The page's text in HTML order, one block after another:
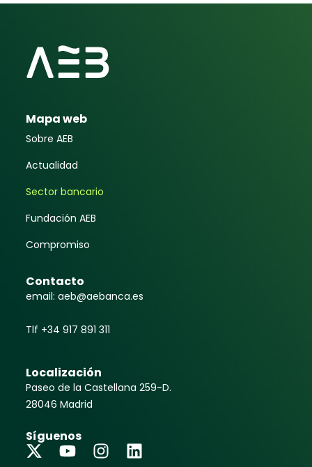
Mapa web
Sobre AEB
Actualidad
Sector bancario
Fundación AEB
Compromiso
Contacto
email: aeb@aebanca.es
Tlf +34 917 891 311
Localización
Paseo de la Castellana 259-D.
28046 Madrid
Síguenos